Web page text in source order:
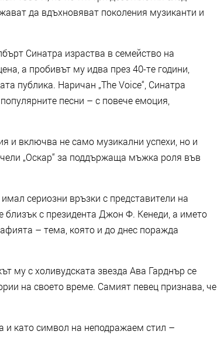
да вдъхновяват поколения музиканти и
Синатра израства в семейство на
а пробивът му идва през 40-те години,
публика. Наричан „The Voice“, Синатра
песни – с повече емоция,
и включва не само музикални успехи, но и
„Оскар“ за поддържаща мъжка роля във
сериозни връзки с представители на
близък с президента Джон Ф. Кенеди, а името
– тема, която и до днес поражда
му с холивудската звезда Ава Гарднър се
на своето време. Самият певец признава, че
и като символ на неподражаем стил –